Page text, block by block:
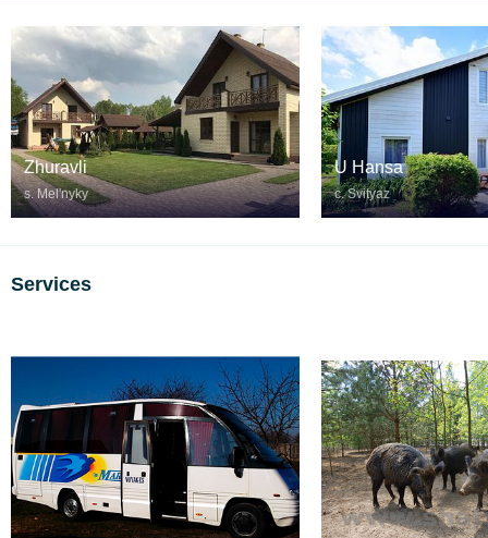
Zhuravli
s. Melʹnyky
U Hansa
c. Svityaz
Services